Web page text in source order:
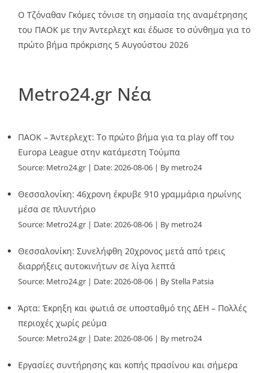
Ο Τζόναθαν Γκόμες τόνισε τη σημασία της αναμέτρησης
του ΠΑΟΚ με την Άντερλεχτ και έδωσε το σύνθημα για το
πρώτο βήμα πρόκρισης 5 Αυγούστου 2026
Metro24.gr Νέα
ΠΑΟΚ – Άντερλεχτ: Το πρώτο βήμα για τα play off του
Europa League στην κατάμεστη Τούμπα
Source: Metro24.gr Date: 2026-08-06 By metro24
Θεσσαλονίκη: 46χρονη έκρυβε 910 γραμμάρια ηρωίνης
μέσα σε πλυντήριο
Source: Metro24.gr Date: 2026-08-06 By metro24
Θεσσαλονίκη: Συνελήφθη 20χρονος μετά από τρεις
διαρρήξεις αυτοκινήτων σε λίγα λεπτά
Source: Metro24.gr Date: 2026-08-06 By Stella Patsia
Άρτα: Έκρηξη και φωτιά σε υποσταθμό της ΔΕΗ – Πολλές
περιοχές χωρίς ρεύμα
Source: Metro24.gr Date: 2026-08-06 By metro24
Εργασίες συντήρησης και κοπής πρασίνου και σήμερα